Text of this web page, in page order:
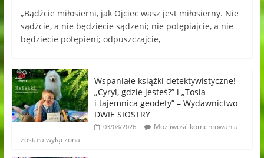
„Bądźcie miłosierni, jak Ojciec wasz jest miłosierny. Nie
sądźcie, a nie będziecie sądzeni; nie potępiajcie, a nie
będziecie potępieni; odpuszczajcie,
Wspaniałe książki detektywistyczne!
„Cyryl, gdzie jesteś?” i „Tosia
i tajemnica geodety” – Wydawnictwo
DWIE SIOSTRY
03/08/2026
Możliwość komentowania
została wyłączona